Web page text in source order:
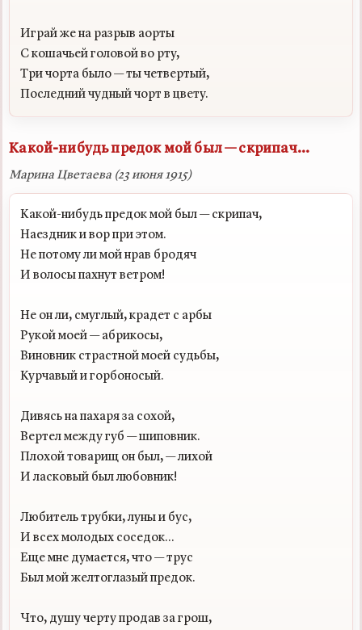
Играй же на разрыв аорты
С кошачьей головой во рту,
Три чорта было — ты четвертый,
Какой-нибудь предок мой был — скрипач...
Марина Цветаева (23 июня 1915)
Какой-нибудь предок мой был — скрипач,
Наездник и вор при этом.
Не потому ли мой нрав бродяч
И волосы пахнут ветром!
Не он ли, смуглый, крадет с арбы
Рукой моей — абрикосы,
Виновник страстной моей судьбы,
Курчавый и горбоносый.
Дивясь на пахаря за сохой,
Вертел между губ — шиповник.
Плохой товарищ он был, — лихой
И ласковый был любовник!
Любитель трубки, луны и бус,
И всех молодых соседок...
Еще мне думается, что — трус
Был мой желтоглазый предок.
Что, душу черту продав за грош,